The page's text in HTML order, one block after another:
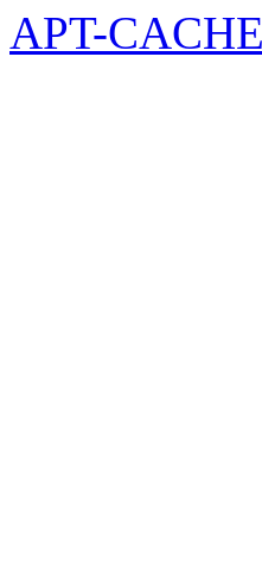
APT-